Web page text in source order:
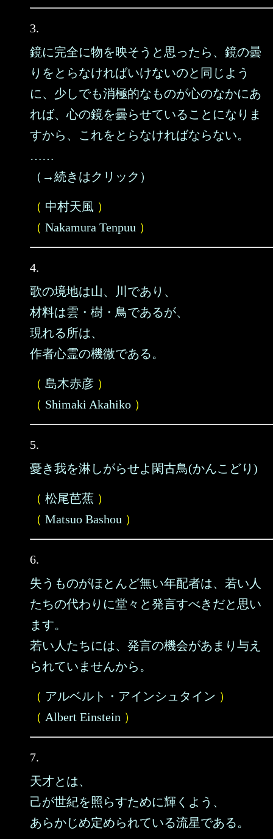
3.
鏡に完全に物を映そうと思ったら、鏡の曇
りをとらなければいけないのと同じよう
に、少しでも消極的なものが心のなかにあ
れば、心の鏡を曇らせていることになりま
すから、これをとらなければならない。
……
（→続きはクリック）
（ 中村天風 ）
（ Nakamura Tenpuu ）
4.
歌の境地は山、川であり、
材料は雲・樹・鳥であるが、
現れる所は、
作者心霊の機微である。
（ 島木赤彦 ）
（ Shimaki Akahiko ）
5.
憂き我を淋しがらせよ閑古鳥(かんこどり)
（ 松尾芭蕉 ）
（ Matsuo Bashou ）
6.
失うものがほとんど無い年配者は、若い人
たちの代わりに堂々と発言すべきだと思い
ます。
若い人たちには、発言の機会があまり与え
られていませんから。
（ アルベルト・アインシュタイン ）
（ Albert Einstein ）
7.
天才とは、
己が世紀を照らすために輝くよう、
あらかじめ定められている流星である。